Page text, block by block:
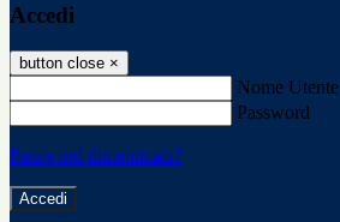
Accedi
button close ×
Nome Utente
Password
Password dimenticata?